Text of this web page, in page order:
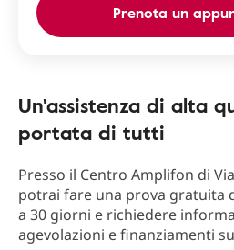
Prenota un
Un'assistenza di alta
portata di tutti
Presso il Centro Amplifon di
potrai fare una prova gratuita
a 30 giorni e richiedere
agevolazioni e finanziamenti